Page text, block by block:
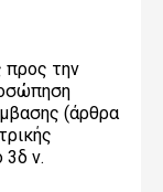
προς την
(άρθρα
3δ ν.